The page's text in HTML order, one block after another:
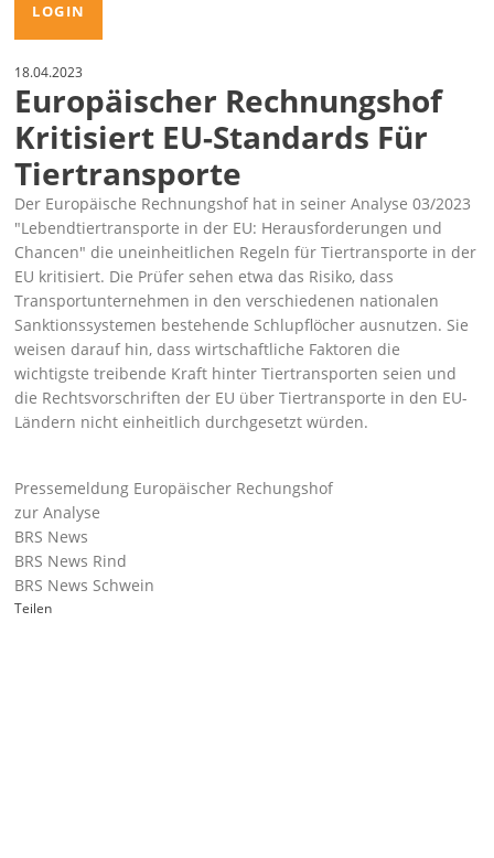
LOGIN
18.04.2023
Europäischer Rechnungshof
Kritisiert EU-Standards Für
Tiertransporte
Der Europäische Rechnungshof hat in seiner Analyse 03/2023
Lebendtiertransporte in der EU: Herausforderungen und
Chancen
die uneinheitlichen Regeln für Tiertransporte in der
EU kritisiert. Die Prüfer sehen etwa das Risiko, dass
Transportunternehmen in den verschiedenen nationalen
Sanktionssystemen bestehende Schlupflöcher ausnutzen. Sie
weisen darauf hin, dass wirtschaftliche Faktoren die
wichtigste treibende Kraft hinter Tiertransporten seien und
die Rechtsvorschriften der EU über Tiertransporte in den EU-
Ländern nicht einheitlich durchgesetzt würden.
Pressemeldung Europäischer Rechungshof
zur Analyse
BRS News
BRS News Rind
BRS News Schwein
Teilen